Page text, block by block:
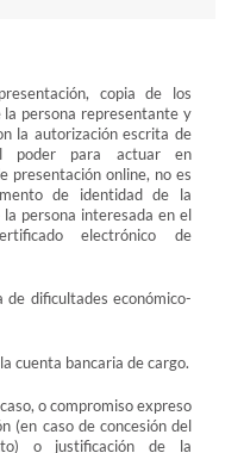
copia de los
persona representante y
la autorización escrita de
poder para actuar en
presentación online, no es
de identidad de la
persona interesada en el
electrónico de
dificultades económico-
cuenta bancaria de cargo.
o compromiso expreso
(en caso de concesión del
o justificación de la